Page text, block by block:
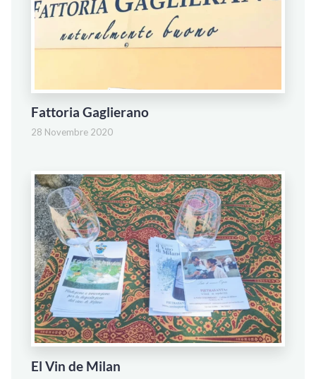
Fattoria Gaglierano
28 Novembre 2020
El Vin de Milan